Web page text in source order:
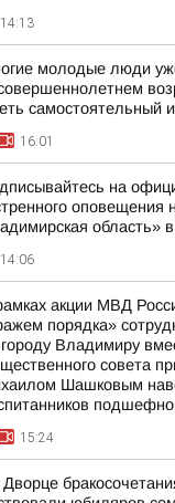
14:13
молодые люди
самостоятельный
16:01
на
область»
14:06
акции МВД
порядка»
Владимиру
совета
Шашковым
15:24